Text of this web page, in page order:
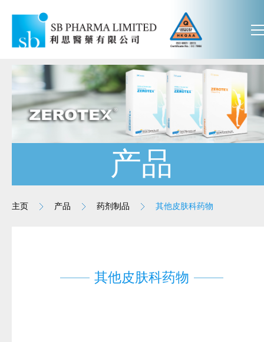
产品
主页 产品 药剂制品 其他皮肤科药物
其他皮肤科药物